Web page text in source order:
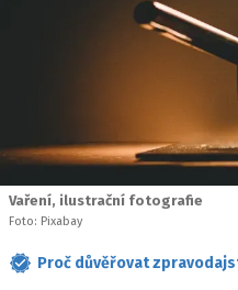
Vaření, ilustrační fotografie
Foto: Pixabay
Proč důvěřovat